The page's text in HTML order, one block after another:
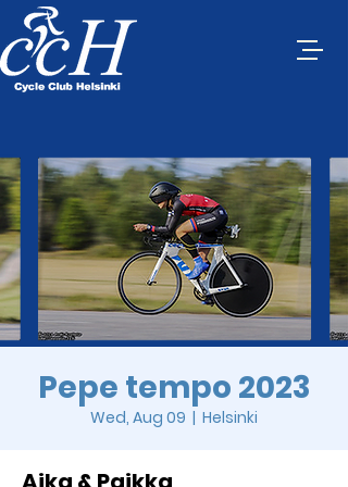
Pepe tempo 2023
Wed, Aug 09
  |
Helsinki